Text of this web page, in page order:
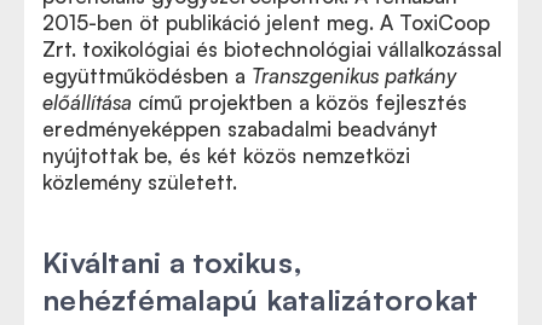
2015-ben öt publikáció jelent meg. A ToxiCoop
Zrt. toxikológiai és biotechnológiai vállalkozással
együttműködésben a Transzgenikus patkány
előállítása című projektben a közös fejlesztés
eredményeképpen szabadalmi beadványt
nyújtottak be, és két közös nemzetközi
közlemény született.
Kiváltani a toxikus,
nehézfémalapú katalizátorokat